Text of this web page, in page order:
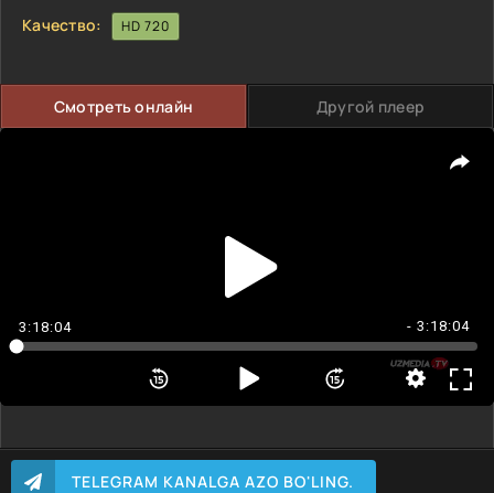
Качество: HD 720
Смотреть онлайн Другой плеер
3:18:04 - 3:18:04
TELEGRAM KANALGA AZO BO'LING.